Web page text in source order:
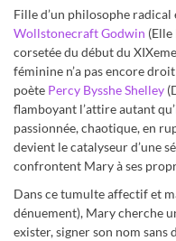
Fille d’un philosophe
Wollstonecraft Godwin
corsetée du début du
féminine n’a pas encore
poète Percy Bysshe Shelley
flamboyant l’attire autant
passionnée, chaotique, en
devient le catalyseur d’une
confrontent Mary à ses
Dans ce tumulte affectif et
dénuement), Mary cherche
exister, signer son nom